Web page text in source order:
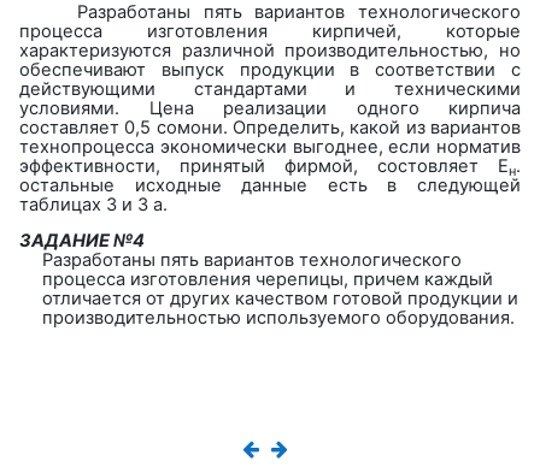
Разработаны пять вариантов технологического
процесса изготовления кирпичей, которые
характеризуются различной производительностью, но
обеспечивают выпуск продукции в соответствии с
действующими стандартами и техническими
условиями. Цена реализации одного кирпича
составляет 0,5 сомони. Определить, какой из вариантов
технопроцесса экономически выгоднее, если норматив
эффективности, принятый фирмой, состовляет Ен.
остальные исходные данные есть в следующей
таблицах 3 и 3 а.
ЗАДАНИЕ №4
Разработаны пять вариантов технологического
процесса изготовления черепицы, причем каждый
отличается от других качеством готовой продукции и
производительностью используемого оборудования.